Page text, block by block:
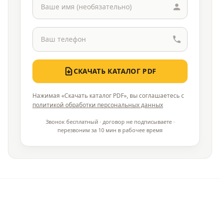
СКАЧАТЬ КАТАЛОГ PDF
Нажимая «Скачать каталог PDF», вы соглашаетесь с
политикой обработки персональных данных
Звонок бесплатный · договор не подписываете ·
перезвоним за 10 мин в рабочее время